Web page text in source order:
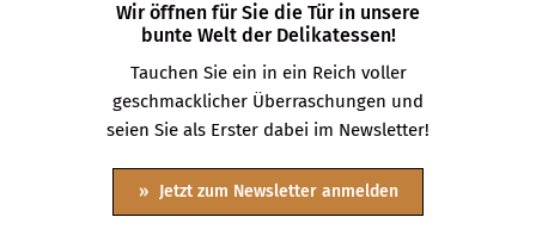
Wir öffnen für Sie die Tür in unsere
bunte Welt der Delikatessen!
Tauchen Sie ein in ein Reich voller
geschmacklicher Überraschungen und
seien Sie als Erster dabei im Newsletter!
Jetzt zum Newsletter anmelden